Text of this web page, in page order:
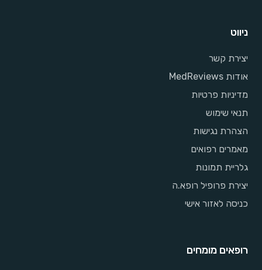
ניווט
יצירת קשר
אודות MedReviews
מדיניות פרטיות
תנאי שימוש
הצהרת נגישות
מאמרים רפואים
גלריית תמונות
יצירת פרופיל רופא.ה
כניסה לאזור אישי
רופאים מומחים